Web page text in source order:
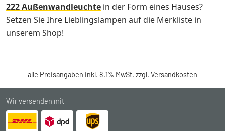
222 Außenwandleuchte in der Form eines Hauses?
Setzen Sie Ihre Lieblingslampen auf die Merkliste in
unserem Shop!
alle Preisangaben inkl. 8.1% MwSt. zzgl. Versandkosten
Wir versenden mit